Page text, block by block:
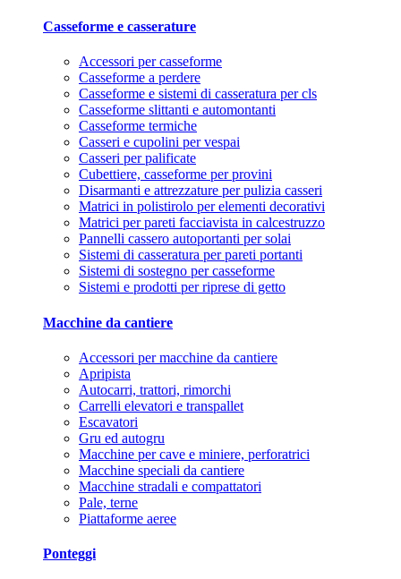
Casseforme e casserature
Accessori per casseforme
Casseforme a perdere
Casseforme e sistemi di casseratura per cls
Casseforme slittanti e automontanti
Casseforme termiche
Casseri e cupolini per vespai
Casseri per palificate
Cubettiere, casseforme per provini
Disarmanti e attrezzature per pulizia casseri
Matrici in polistirolo per elementi decorativi
Matrici per pareti facciavista in calcestruzzo
Pannelli cassero autoportanti per solai
Sistemi di casseratura per pareti portanti
Sistemi di sostegno per casseforme
Sistemi e prodotti per riprese di getto
Macchine da cantiere
Accessori per macchine da cantiere
Apripista
Autocarri, trattori, rimorchi
Carrelli elevatori e transpallet
Escavatori
Gru ed autogru
Macchine per cave e miniere, perforatrici
Macchine speciali da cantiere
Macchine stradali e compattatori
Pale, terne
Piattaforme aeree
Ponteggi